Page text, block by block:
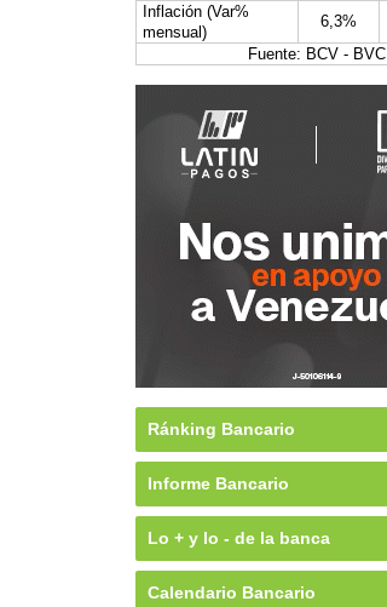
Inflación (Var%
mensual)
6,3%
Fuente: BCV - BVC
Ránking Bancario
Informe Bancario
Lo + y lo - de la banca
Calendario Bancario